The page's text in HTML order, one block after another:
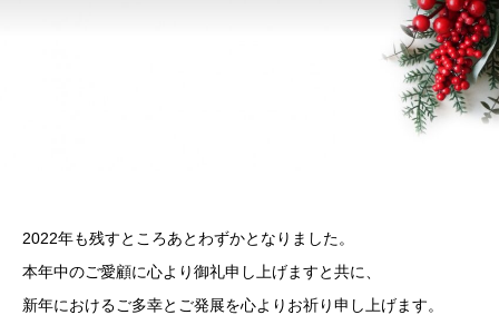
2022年も残すところあとわずかとなりました。
本年中のご愛顧に心より御礼申し上げますと共に、
新年におけるご多幸とご発展を心よりお祈り申し上げます。